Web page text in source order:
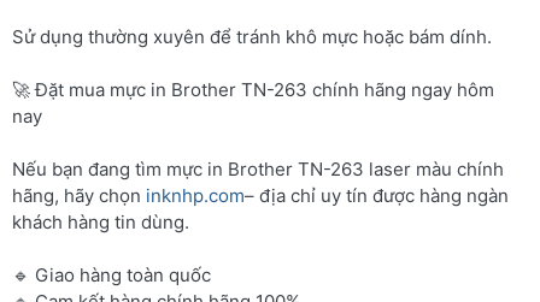
Sử dụng thường xuyên để tránh khô mực hoặc bám dính.
🚀 Đặt mua mực in Brother TN-263 chính hãng ngay hôm
nay
Nếu bạn đang tìm mực in Brother TN-263 laser màu chính
hãng, hãy chọn inknhp.com– địa chỉ uy tín được hàng ngàn
khách hàng tin dùng.
🔹 Giao hàng toàn quốc